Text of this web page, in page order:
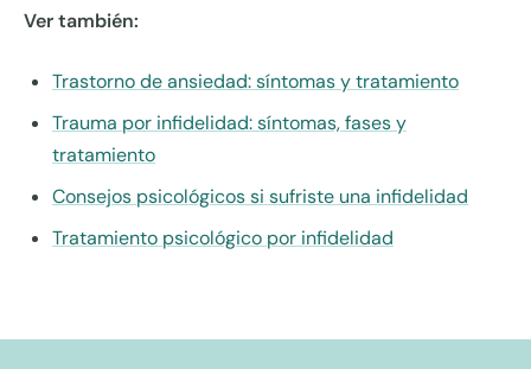
Ver también:
Trastorno de ansiedad: síntomas y tratamiento
Trauma por infidelidad: síntomas, fases y
tratamiento
Consejos psicológicos si sufriste una infidelidad
Tratamiento psicológico por infidelidad